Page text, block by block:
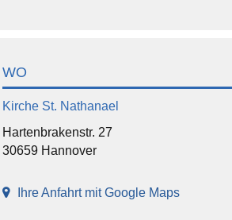
WO
Kirche St. Nathanael
Hartenbrakenstr. 27
30659 Hannover
Ihre Anfahrt mit Google Maps